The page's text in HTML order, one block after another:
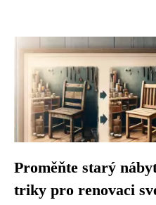
Proměňte starý
triky pro renovaci